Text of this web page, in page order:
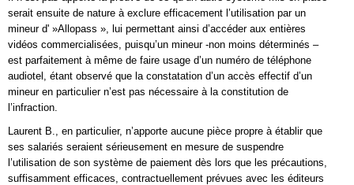
serait ensuite de nature à exclure efficacement l’utilisation par un
mineur d' »Allopass », lui permettant ainsi d’accéder aux entières
vidéos commercialisées, puisqu’un mineur -non moins déterminés –
est parfaitement à même de faire usage d’un numéro de téléphone
audiotel, étant observé que la constatation d’un accès effectif d’un
mineur en particulier n’est pas nécessaire à la constitution de
l’infraction.
Laurent B., en particulier, n’apporte aucune pièce propre à établir que
ses salariés seraient sérieusement en mesure de suspendre
l’utilisation de son système de paiement dès lors que les précautions,
suffisamment efficaces, contractuellement prévues avec les éditeurs